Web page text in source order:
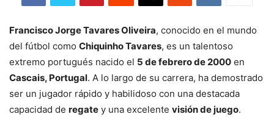
Francisco Jorge Tavares Oliveira, conocido en el mundo
del fútbol como Chiquinho Tavares, es un talentoso
extremo portugués nacido el 5 de febrero de 2000 en
Cascais, Portugal. A lo largo de su carrera, ha demostrado
ser un jugador rápido y habilidoso con una destacada
capacidad de regate y una excelente visión de juego.